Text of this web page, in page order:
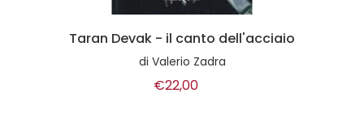
Taran Devak - il canto dell'acciaio
di Valerio Zadra
€22,00